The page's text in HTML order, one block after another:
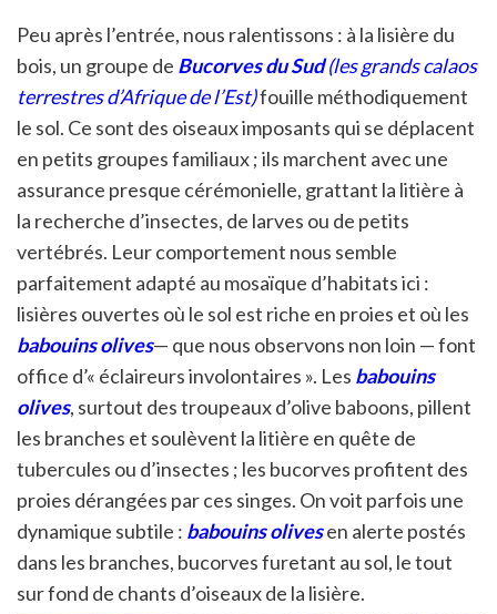
Peu après l’entrée, nous ralentissons : à la lisière du
bois, un groupe de Bucorves du Sud(les grands calaos
terrestres d’Afrique de l’Est)fouille méthodiquement
le sol. Ce sont des oiseaux imposants qui se déplacent
en petits groupes familiaux ; ils marchent avec une
assurance presque cérémonielle, grattant la litière à
la recherche d’insectes, de larves ou de petits
vertébrés. Leur comportement nous semble
parfaitement adapté au mosaïque d’habitats ici :
lisières ouvertes où le sol est riche en proies et où les
babouins olives— que nous observons non loin — font
office d’« éclaireurs involontaires ». Les babouins
olives, surtout des troupeaux d’olive baboons, pillent
les branches et soulèvent la litière en quête de
tubercules ou d’insectes ; les bucorves profitent des
proies dérangées par ces singes. On voit parfois une
dynamique subtile : babouins olivesen alerte postés
dans les branches, bucorves furetant au sol, le tout
sur fond de chants d’oiseaux de la lisière.